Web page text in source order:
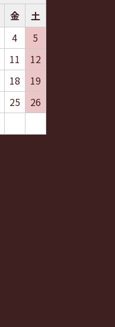
金
土
4
5
11
12
18
19
25
26